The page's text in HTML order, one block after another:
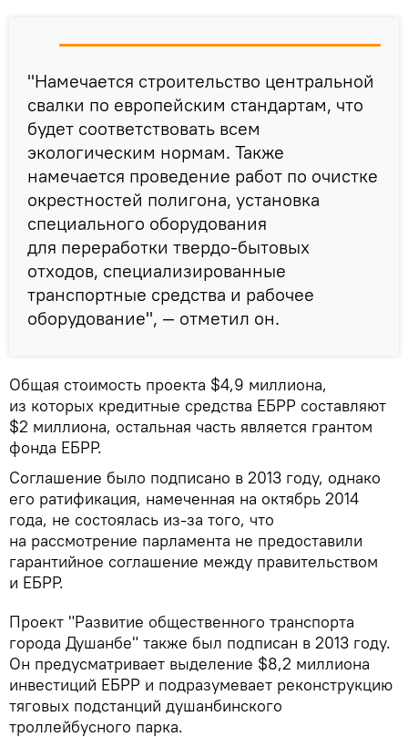
"Намечается строительство центральной
свалки по европейским стандартам, что
будет соответствовать всем
экологическим нормам. Также
намечается проведение работ по очистке
окрестностей полигона, установка
специального оборудования
для переработки твердо-бытовых
отходов, специализированные
транспортные средства и рабочее
оборудование", — отметил он.
Общая стоимость проекта $4,9 миллиона,
из которых кредитные средства ЕБРР составляют
$2 миллиона, остальная часть является грантом
фонда ЕБРР.
Соглашение было подписано в 2013 году, однако
его ратификация, намеченная на октябрь 2014
года, не состоялась из-за того, что
на рассмотрение парламента не предоставили
гарантийное соглашение между правительством
и ЕБРР.
Проект "Развитие общественного транспорта
города Душанбе" также был подписан в 2013 году.
Он предусматривает выделение $8,2 миллиона
инвестиций ЕБРР и подразумевает реконструкцию
тяговых подстанций душанбинского
троллейбусного парка.